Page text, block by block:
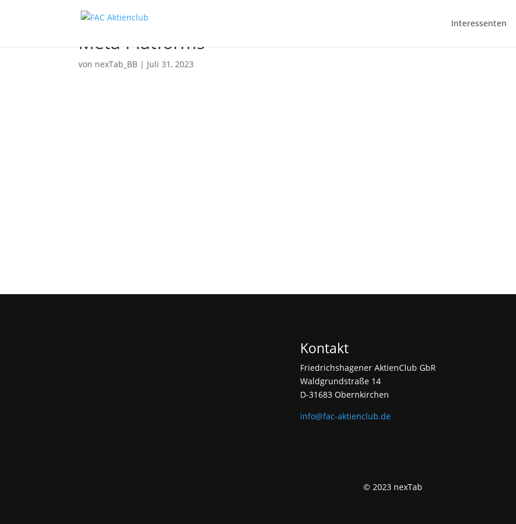
Interessenten
Meta Platforms
von nexTab_BB | Juli 31, 2023
Kontakt
Friedrichshagener AktienClub GbR
Waldgrundstraße 14
D-31683 Obernkirchen
info@fac-aktienclub.de
© 2023 nexTab